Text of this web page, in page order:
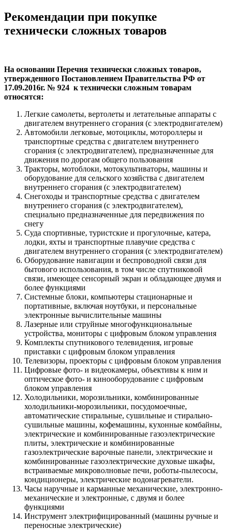
Рекомендации при покупке
технически сложных товаров
На основании Перечня технически сложных товаров,
утвержденного Постановлением Правительства РФ от
17.09.2016г. № 924 к технически сложным товарам
относятся:
Легкие самолеты, вертолеты и летательные аппараты с
двигателем внутреннего сгорания (с электродвигателем)
Автомобили легковые, мотоциклы, мотороллеры и
транспортные средства с двигателем внутреннего
сгорания (с электродвигателем), предназначенные для
движения по дорогам общего пользования
Тракторы, мотоблоки, мотокультиваторы, машины и
оборудование для сельского хозяйства с двигателем
внутреннего сгорания (с электродвигателем)
Снегоходы и транспортные средства с двигателем
внутреннего сгорания (с электродвигателем),
специально предназначенные для передвижения по
снегу
Суда спортивные, туристские и прогулочные, катера,
лодки, яхты и транспортные плавучие средства с
двигателем внутреннего сгорания (с электродвигателем)
Оборудование навигации и беспроводной связи для
бытового использования, в том числе спутниковой
связи, имеющее сенсорный экран и обладающее двумя и
более функциями
Системные блоки, компьютеры стационарные и
портативные, включая ноутбуки, и персональные
электронные вычислительные машины
Лазерные или струйные многофункциональные
устройства, мониторы с цифровым блоком управления
Комплекты спутникового телевидения, игровые
приставки с цифровым блоком управления
Телевизоры, проекторы с цифровым блоком управления
Цифровые фото- и видеокамеры, объективы к ним и
оптическое фото- и кинооборудование с цифровым
блоком управления
Холодильники, морозильники, комбинированные
холодильники-морозильники, посудомоечные,
автоматические стиральные, сушильные и стирально-
сушильные машины, кофемашины, кухонные комбайны,
электрические и комбинированные газоэлектрические
плиты, электрические и комбинированные
газоэлектрические варочные панели, электрические и
комбинированные газоэлектрические духовые шкафы,
встраиваемые микроволновые печи, роботы-пылесосы,
кондиционеры, электрические водонагреватели.
Часы наручные и карманные механические, электронно-
механические и электронные, с двумя и более
функциями
Инструмент электрифицированный (машины ручные и
переносные электрические)